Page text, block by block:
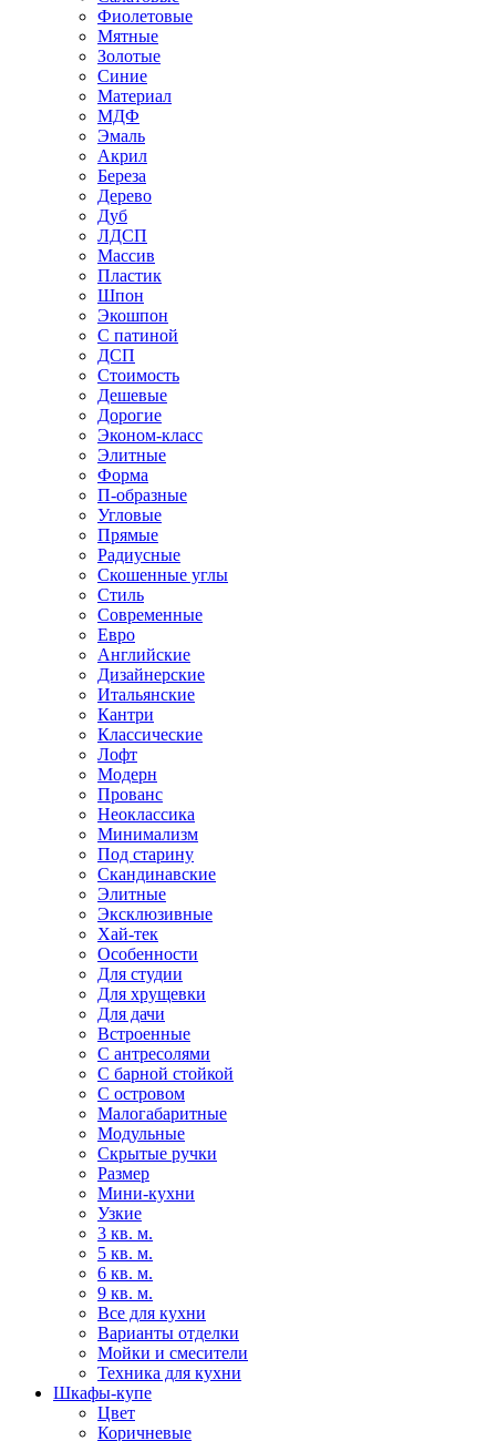
Фиолетовые
Мятные
Золотые
Синие
Материал
МДФ
Эмаль
Акрил
Береза
Дерево
Дуб
ЛДСП
Массив
Пластик
Шпон
Экошпон
С патиной
ДСП
Стоимость
Дешевые
Дорогие
Эконом-класс
Элитные
Форма
П-образные
Угловые
Прямые
Радиусные
Скошенные углы
Стиль
Современные
Евро
Английские
Дизайнерские
Итальянские
Кантри
Классические
Лофт
Модерн
Прованс
Неоклассика
Минимализм
Под старину
Скандинавские
Элитные
Эксклюзивные
Хай-тек
Особенности
Для студии
Для хрущевки
Для дачи
Встроенные
С антресолями
С барной стойкой
С островом
Малогабаритные
Модульные
Скрытые ручки
Размер
Мини-кухни
Узкие
3 кв. м.
5 кв. м.
6 кв. м.
9 кв. м.
Все для кухни
Варианты отделки
Мойки и смесители
Техника для кухни
Шкафы-купе
Цвет
Коричневые